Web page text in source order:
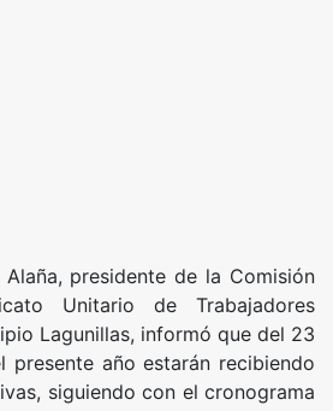
presidente de la Comisión
Unitario de Trabajadores
Lagunillas, informó que del 23
año estarán recibiendo
siguiendo con el cronograma